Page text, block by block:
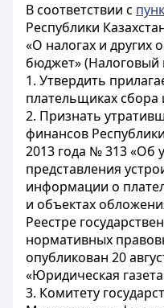
В соответствии с
Республики
«О налогах и других
бюджет» (Налоговый
1. Утвердить
плательщиках
2. Признать
финансов
2013 года № 313
представления
информации о
и объектах
Реестре
нормативных
опубликован 20
«Юридическая
3. Комитету